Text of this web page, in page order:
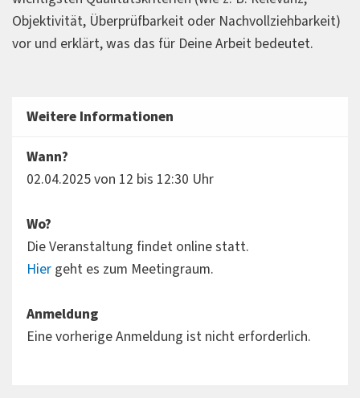
Objektivität, Überprüfbarkeit oder Nachvollziehbarkeit)
vor und erklärt, was das für Deine Arbeit bedeutet.
Weitere Informationen
Wann?
02.04.2025 von 12 bis 12:30 Uhr
Wo?
Die Veranstaltung findet online statt.
Hiergeht es zum Meetingraum.
Anmeldung
Eine vorherige Anmeldung ist nicht erforderlich.